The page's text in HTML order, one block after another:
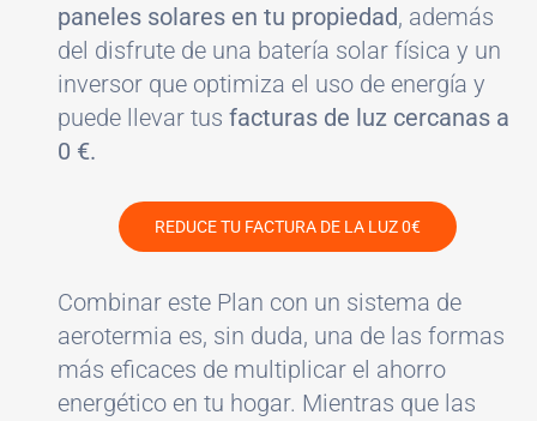
paneles solares en tu propiedad, además
del disfrute de una batería solar física y un
inversor que optimiza el uso de energía y
puede llevar tus facturas de luz cercanas a
0 €.
REDUCE TU FACTURA DE LA LUZ 0€
Combinar este Plan con un sistema de
aerotermia es, sin duda, una de las formas
más eficaces de multiplicar el ahorro
energético en tu hogar. Mientras que las